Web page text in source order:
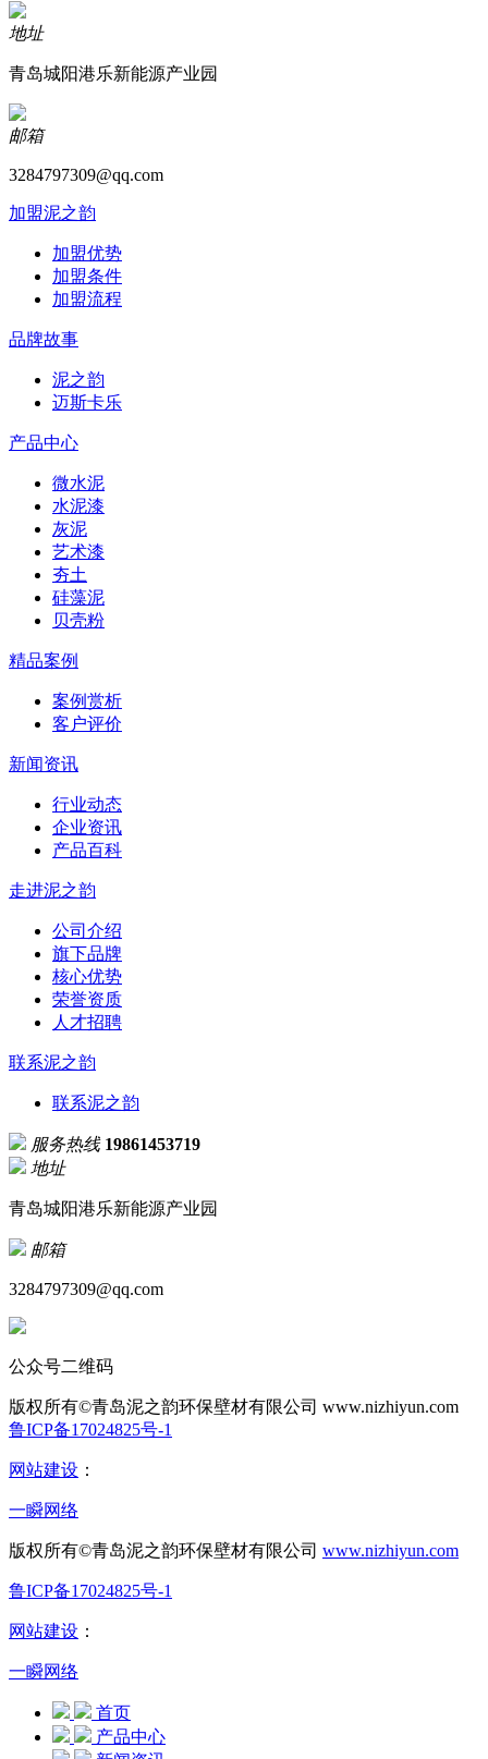
地址
青岛城阳港乐新能源产业园
邮箱
3284797309@qq.com
加盟泥之韵
加盟优势
加盟条件
加盟流程
品牌故事
泥之韵
迈斯卡乐
产品中心
微水泥
水泥漆
灰泥
艺术漆
夯土
硅藻泥
贝壳粉
精品案例
案例赏析
客户评价
新闻资讯
行业动态
企业资讯
产品百科
走进泥之韵
公司介绍
旗下品牌
核心优势
荣誉资质
人才招聘
联系泥之韵
联系泥之韵
服务热线 19861453719
地址
青岛城阳港乐新能源产业园
邮箱
3284797309@qq.com
公众号二维码
版权所有©青岛泥之韵环保壁材有限公司 www.nizhiyun.com
鲁ICP备17024825号-1
网站建设 ：
一瞬网络
版权所有©青岛泥之韵环保壁材有限公司 www.nizhiyun.com
鲁ICP备17024825号-1
网站建设 ：
一瞬网络
首页
产品中心